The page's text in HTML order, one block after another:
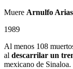
Muere Arnulfo Arias
1989
Al menos 108
al descarrilar un
mexicano de Sinaloa.